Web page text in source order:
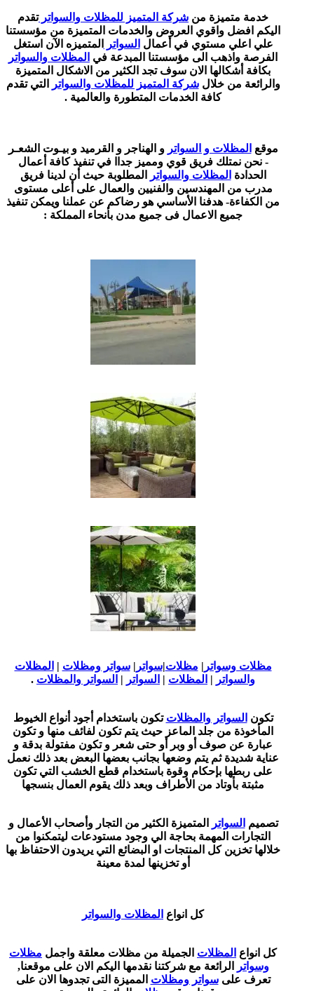
خدمة متميزة من شركة المتميز للمظلات والسواترتقدم
اليكم افضل واقوي العروض والخدمات المتميزة من مؤسستنا
علي اعلي مستوي في أعمال السواتر
المتميزه الآن استغل
الفرصة واذهب الى مؤسستنا المبدعة في المظلات والسواتر
بكافة أشكالها الان سوف تجد الكثير من الاشكال المتميزة
والرائعة من خلالشركة المتميز للمظلات والسواتر
التي تقدم
كافة الخدمات المتطورة والعالمية .
موقع المظلات و السواتر و الهناجر و القرميد و بيـوت الشعـر
- نحن نمتلك فريق قوي ومميز جداا في تنفيذ كافة أعمال
الحدادة المظلات والسواتر
المطلوبة حيث أن لدينا فريق
مدرب من المهندسين والفنيين والعمال على أعلى مستوى
من الكفاءة- هدفنا الأساسي هو رضاكم عن عملنا ويمكن تنفيذ
جميع الاعمال فى جميع مدن بأنحاء المملكة :
مظلات وسواتر | مظلات|سواتر |سواتر ومظلات | المظلات
والسواتر | المظلات | السواتر | السواتر والمظلات .
تكون السواتر والمظلات تكون باستخدام أجود أنواع الخيوط
المأخوذة من جلد الماعز حيث يتم تكون لفائف منها و تكون
عبارة عن صوف أو وبر أو حتى شعر و تكون مفتولة بدقة و
عناية شديدة ثم يتم وضعها بجانب بعضها البعض بعد ذلك نعمل
على ربطها بإحكام وقوة باستخدام قطع الخشب التي تكون
مثبتة بأوتاد من الأطراف وبعد ذلك يقوم العمال بنسجها
تصميم السواتر
المتميزة الكثير من التجار وأصحاب الأعمال و
التجارات المهمة بحاجة الي وجود مستودعات ليتمكنوا من
خلالها تخزين كل المنتجات او البضائع التي يريدون الاحتفاظ بها
أو تخزينها لمدة معينة
كل انواع المظلات والسواتر
كل انواع المظلات الجميلة من مظلات معلقة واجمل مظلات
وسواتر
الرائعة مع شركتنا نقدمها اليكم الان على موقعنا,
تعرف علىسواتر ومظلات المميزة التى تجدوها الان على